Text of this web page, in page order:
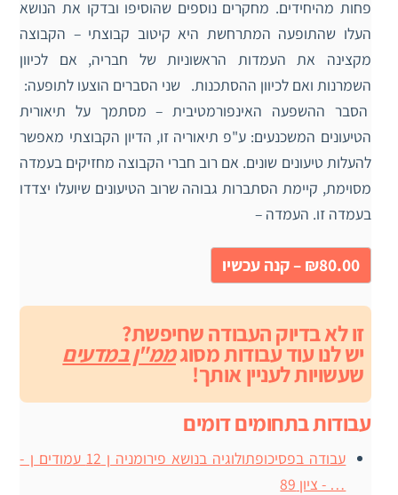
פחות מהיחידים. מחקרים נוספים שהוסיפו ובדקו את הנושא
העלו שהתופעה המתרחשת היא קיטוב קבוצתי – הקבוצה
מקצינה את העמדות הראשוניות של חבריה, אם לכיוון
השמרנות ואם לכיוון ההסתכנות. שני הסברים הוצעו לתופעה:
הסבר ההשפעה האינפורמטיבית – מסתמך על תיאורית
הטיעונים המשכנעים: ע"פ תיאוריה זו, הדיון הקבוצתי מאפשר
להעלות טיעונים שונים. אם רוב חברי הקבוצה מחזיקים בעמדה
מסוימת, קיימת הסתברות גבוהה שרוב הטיעונים שיועלו יצדדו
בעמדה זו. העמדה –
₪80.00 – קנה עכשיו
זו לא בדיוק העבודה שחיפשת?
יש לנו עוד עבודות מסוגממ"ן במדעים
שעשויות לעניין אותך!
עבודות בתחומים דומים
עבודה בפסיכופתולוגיה בנושא פירומניה ן 12 עמודים ן -
… - ציון 89